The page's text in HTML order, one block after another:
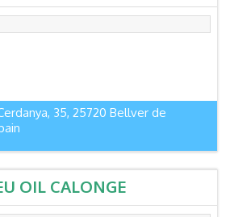
35, 25720 Bellver de
OIL CALONGE